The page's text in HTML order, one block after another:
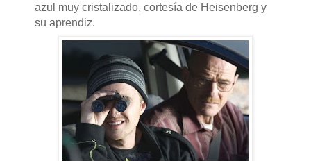
azul muy cristalizado, cortesía de Heisenberg y
su aprendiz.